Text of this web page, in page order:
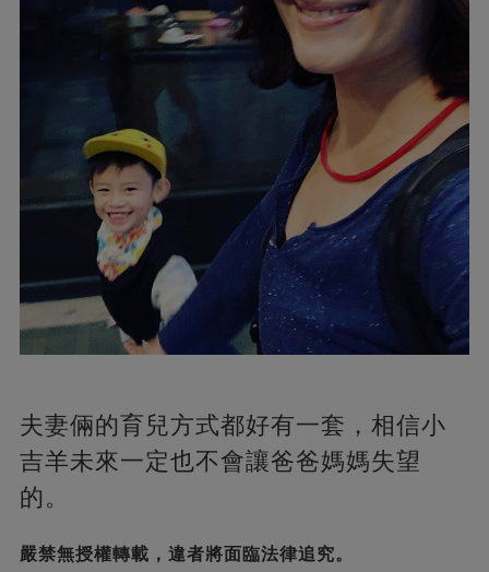
夫妻倆的育兒方式都好有一套，相信小
吉羊未來一定也不會讓爸爸媽媽失望
的。
嚴禁無授權轉載，違者將面臨法律追究。